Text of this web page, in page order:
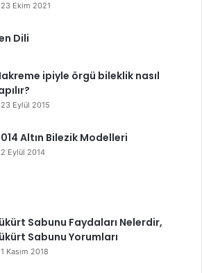
23 Ekim 2021
Dili
ipiyle örgü bileklik nasıl
23 Eylül 2015
Altın Bilezik Modelleri
2 Eylül 2014
Sabunu Faydaları Nelerdir,
Sabunu Yorumları
1 Kasım 2018